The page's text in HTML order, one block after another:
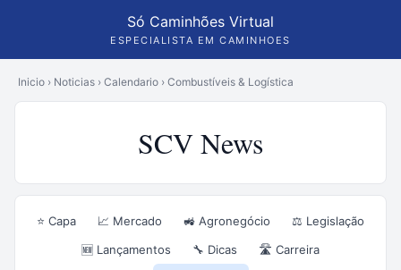
Só Caminhões Virtual
ESPECIALISTA EM CAMINHOES
Inicio › Noticias › Calendario › Combustíveis & Logística
SCV News
⭐ Capa 📈 Mercado 🚜 Agronegócio
⚖️ Legislação
🆕 Lançamentos
🔧 Dicas
🛣️ Carreira